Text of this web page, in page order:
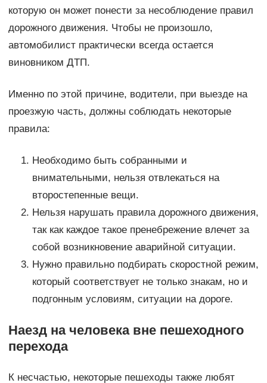
которую он может понести за несоблюдение правил
дорожного движения. Чтобы не произошло,
автомобилист практически всегда остается
виновником ДТП.
Именно по этой причине, водители, при выезде на
проезжую часть, должны соблюдать некоторые
правила:
Необходимо быть собранными и
внимательными, нельзя отвлекаться на
второстепенные вещи.
Нельзя нарушать правила дорожного движения,
так как каждое такое пренебрежение влечет за
собой возникновение аварийной ситуации.
Нужно правильно подбирать скоростной режим,
который соответствует не только знакам, но и
подгонным условиям, ситуации на дороге.
Наезд на человека вне пешеходного
перехода
К несчастью, некоторые пешеходы также любят